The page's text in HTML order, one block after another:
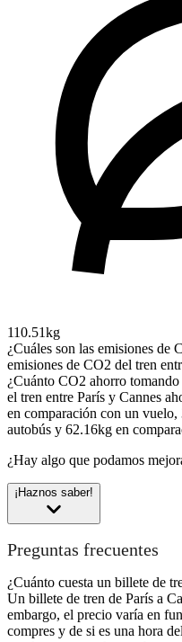
110.51kg
¿Cuáles son las emisiones de
emisiones de CO2 del tren
¿Cuánto CO2 ahorro
el tren entre París y Cannes
en comparación con un
autobús y 62.16kg en
¿Hay algo que podamos
¡Haznos saber!
Preguntas frecuentes
¿Cuánto cuesta un billete de
Un billete de tren de París a
embargo, el precio varía en
compres y de si es una hora